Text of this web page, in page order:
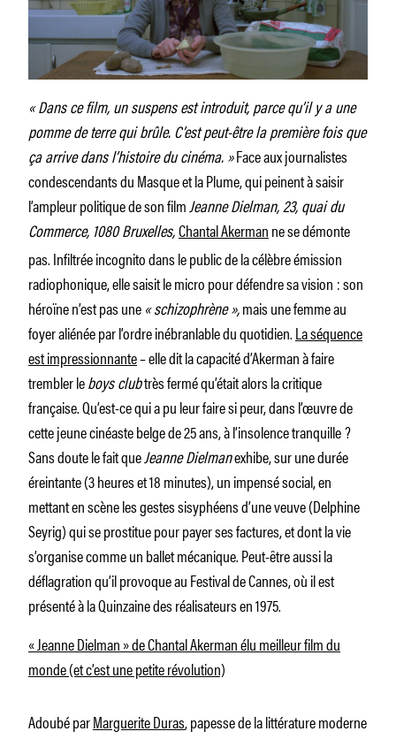
« Dans ce film, un suspens est introduit, parce qu’il y a une
pomme de terre qui brûle. C’est peut-être la première fois que
ça arrive dans l’histoire du cinéma. »Face aux journalistes
condescendants du Masque et la Plume, qui peinent à saisir
l’ampleur politique de son filmJeanne Dielman, 23, quai du
Commerce, 1080 Bruxelles,Chantal Akermanne se démonte
pas. Infiltrée incognito dans le public de la célèbre émission
radiophonique, elle saisit le micro pour défendre sa vision : son
héroïne n’est pas une« schizophrène »,mais une femme au
foyer aliénée par l’ordre inébranlable du quotidien.La séquence
est impressionnante– elle dit la capacité d’Akerman à faire
trembler leboys clubtrès fermé qu’était alors la critique
française. Qu’est-ce qui a pu leur faire si peur, dans l’œuvre de
cette jeune cinéaste belge de 25 ans, à l’insolence tranquille ?
Sans doute le fait queJeanne Dielmanexhibe, sur une durée
éreintante (3 heures et 18 minutes), un impensé social, en
mettant en scène les gestes sisyphéens d’une veuve (Delphine
Seyrig) qui se prostitue pour payer ses factures, et dont la vie
s’organise comme un ballet mécanique. Peut-être aussi la
déflagration qu’il provoque au Festival de Cannes, où il est
présenté à la Quinzaine des réalisateurs en 1975.
« Jeanne Dielman » de Chantal Akerman élu meilleur film du
monde (et c’est une petite révolution)
Adoubé parMarguerite Duras, papesse de la littérature moderne